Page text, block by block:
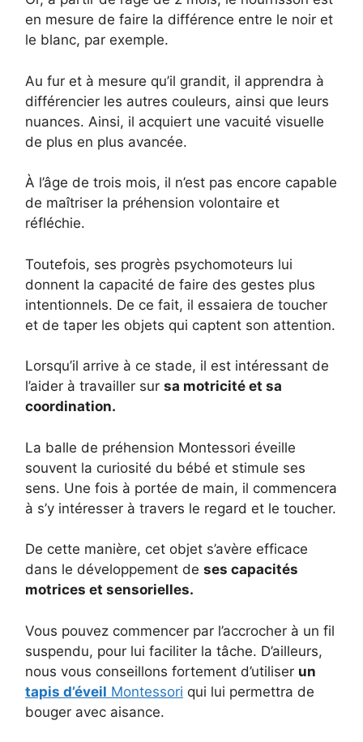
en mesure de faire la différence entre le noir et
le blanc, par exemple.
Au fur et à mesure qu’il grandit, il apprendra à
différencier les autres couleurs, ainsi que leurs
nuances. Ainsi, il acquiert une vacuité visuelle
de plus en plus avancée.
À l’âge de trois mois, il n’est pas encore capable
de maîtriser la préhension volontaire et
réfléchie.
Toutefois, ses progrès psychomoteurs lui
donnent la capacité de faire des gestes plus
intentionnels. De ce fait, il essaiera de toucher
et de taper les objets qui captent son attention.
Lorsqu’il arrive à ce stade, il est intéressant de
l’aider à travailler sur sa motricité et sa
coordination.
La balle de préhension Montessori éveille
souvent la curiosité du bébé et stimule ses
sens. Une fois à portée de main, il commencera
à s’y intéresser à travers le regard et le toucher.
De cette manière, cet objet s’avère efficace
dans le développement de ses capacités
motrices et sensorielles.
Vous pouvez commencer par l’accrocher à un fil
suspendu, pour lui faciliter la tâche. D’ailleurs,
nous vous conseillons fortement d’utiliser un
tapis d’éveil Montessori qui lui permettra de
bouger avec aisance.